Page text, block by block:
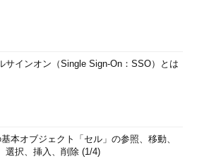
サインオン（Single Sign-On：SSO）とは
本オブジェクト「セル」の参照、移動、
選択、挿入、削除 (1/4)